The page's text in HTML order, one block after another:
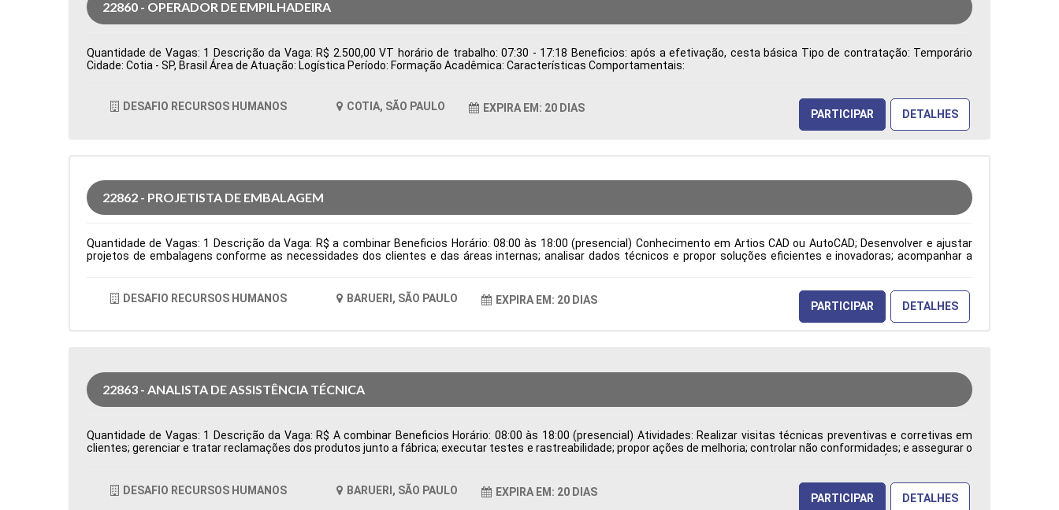
22860 - OPERADOR DE EMPILHADEIRA
Quantidade de Vagas: 1 Descrição da Vaga: R$ 2.500,00 VT horário de trabalho: 07:30 - 17:18 Beneficios: após a efetivação, cesta básica Tipo de contratação: Temporário
Cidade: Cotia - SP, Brasil Área de Atuação: Logística Período: Formação Acadêmica: Características Comportamentais:
DESAFIO RECURSOS HUMANOS COTIA, SÃO PAULO EXPIRA EM: 20 DIAS PARTICIPAR DETALHES
22862 - PROJETISTA DE EMBALAGEM
Quantidade de Vagas: 1 Descrição da Vaga: R$ a combinar Beneficios Horário: 08:00 às 18:00 (presencial) Conhecimento em Artios CAD ou AutoCAD; Desenvolver e ajustar
projetos de embalagens conforme as necessidades dos clientes e das áreas internas; analisar dados técnicos e propor soluções eficientes e inovadoras; acompanhar a
facas para embalagens, definindo áreas de reserva de verniz e locais para aplicação de cola, em conformidade com as especificações dos clientes, solicitações da gestão da
área e necessidades dos processos produtivos. Tipo de contratação: CLT Cidade: Barueri, SP, Brasil Área de Atuação: Produção Período: Formação Acadêmica: Características
DESAFIO RECURSOS HUMANOS BARUERI, SÃO PAULO EXPIRA EM: 20 DIAS PARTICIPAR DETALHES
22863 - ANALISTA DE ASSISTÊNCIA TÉCNICA
Quantidade de Vagas: 1 Descrição da Vaga: R$ A combinar Beneficios Horário: 08:00 às 18:00 (presencial) Atividades: Realizar visitas técnicas preventivas e corretivas em
clientes; gerenciar e tratar reclamações dos produtos junto a fábrica; executar testes e rastreabilidade; propor ações de melhoria; controlar não conformidades; e assegurar o
DESAFIO RECURSOS HUMANOS
BARUERI, SÃO PAULO EXPIRA EM: 20 DIAS PARTICIPAR DETALHES